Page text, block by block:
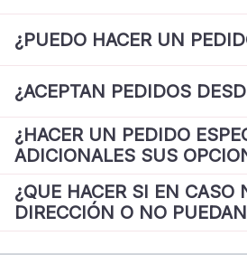
¿PUEDO HACER UN
¿ACEPTAN PEDIDOS
¿HACER UN PEDIDO
ADICIONALES SUS
¿QUE HACER SI EN
DIRECCIÓN O NO